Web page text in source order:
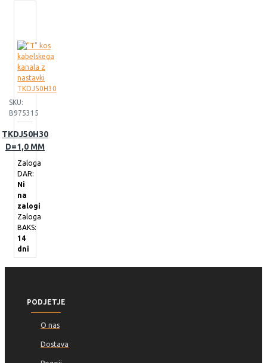
SKU:
B975315
TKDJ50H30
D=1,0 MM
Zaloga
DAR:
Ni
na
zalogi
Zaloga
BAKS:
14
dni
PODJETJE
O nas
Dostava